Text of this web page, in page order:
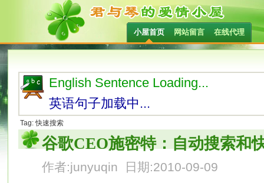
小屋首页 网站留言 在线代理
English Sentence Loading...
英语句子加载中...
Tag: 快速搜索
谷歌CEO施密特：自动搜索和
作者:junyuqin 日期:2010-09-09